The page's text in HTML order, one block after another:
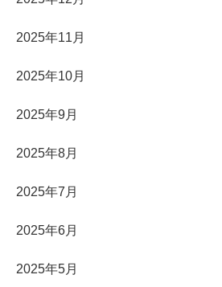
2025年11月
2025年10月
2025年9月
2025年8月
2025年7月
2025年6月
2025年5月